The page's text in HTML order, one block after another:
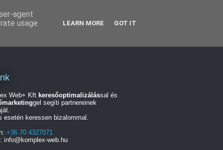
Web+ Kft keresőoptimalizálással és
gel segíti partnereinek
esetén keressen bizalommal.
+36 70 4327071
info@komplex-web.hu
agent
usage
LEARN MORE GOT IT